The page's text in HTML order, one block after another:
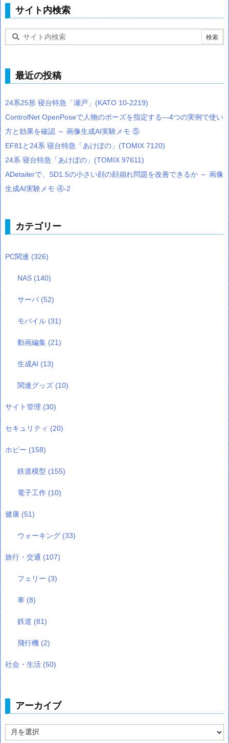
サイト内検索
最近の投稿
24系25形 寝台特急「瀬戸」(KATO 10-2219)
ControlNet OpenPoseで人物のポーズを指定する―4つの実例で使い
方と効果を確認 ～ 画像生成AI実験メモ ⑤
EF81と24系 寝台特急「あけぼの」(TOMIX 7120)
24系 寝台特急「あけぼの」(TOMIX 97611)
ADetailerで、SD1.5の小さい顔の顔崩れ問題を改善できるか ～ 画像
生成AI実験メモ ④-2
カテゴリー
PC関連 (326)
NAS (140)
サーバ (52)
モバイル (31)
動画編集 (21)
生成AI (13)
関連グッズ (10)
サイト管理 (30)
セキュリティ (20)
ホビー (158)
鉄道模型 (155)
電子工作 (10)
健康 (51)
ウォーキング (33)
旅行・交通 (107)
フェリー (3)
車 (8)
鉄道 (81)
飛行機 (2)
社会・生活 (50)
アーカイブ
ー